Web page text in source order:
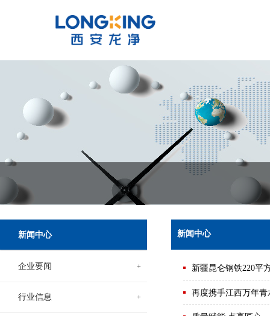
新闻中心
企业要闻 +
行业信息 +
新闻中心
新疆昆仑钢铁220平
再度携手江西万年青